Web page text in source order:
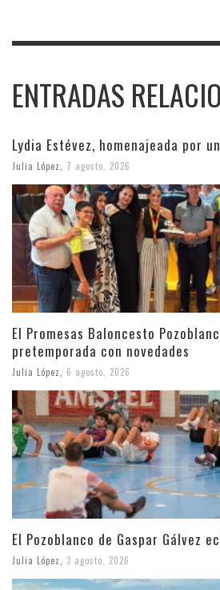
ENTRADAS
Lydia Estévez, homenajeada por
Julia López, 7 agosto, 2026
El Promesas Baloncesto
pretemporada con novedades
Julia López 6 agosto, 2026
El Pozoblanco de Gaspar Gálvez
Julia López 3 agosto, 2026